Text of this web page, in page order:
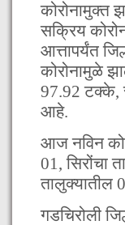
कोरोनामुक्त
सक्रिय
आत्तापर्यंत
कोरोनामुळे
97.92 टक्के,
आहे.
आज नविन
01, सिरोंचा
तालुक्यातील
गडचिरोली